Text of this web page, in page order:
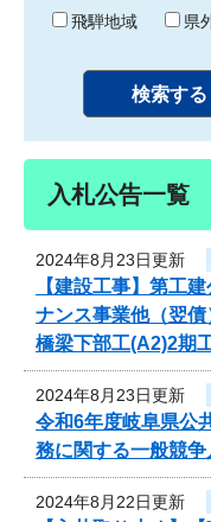
飛騨地域
県
入札公告一覧
2024年8月23日更新
【建設工事】第工
ナンス事業他（翌
橋梁下部工(A2)2期
2024年8月23日更新
令和6年度岐阜県公
務に関する一般競争
2024年8月22日更新